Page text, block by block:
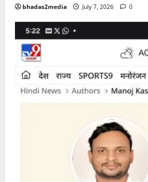
bhadas2media July 7, 2026 0